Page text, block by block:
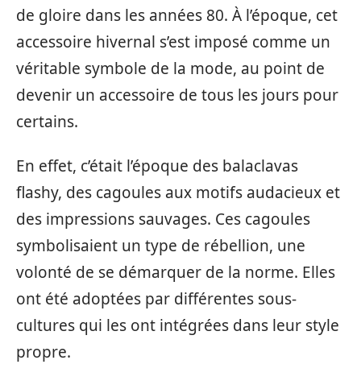
de gloire dans les années 80. À l’époque, cet
accessoire hivernal s’est imposé comme un
véritable symbole de la mode, au point de
devenir un accessoire de tous les jours pour
certains.
En effet, c’était l’époque des balaclavas
flashy, des cagoules aux motifs audacieux et
des impressions sauvages. Ces cagoules
symbolisaient un type de rébellion, une
volonté de se démarquer de la norme. Elles
ont été adoptées par différentes sous-
cultures qui les ont intégrées dans leur style
propre.